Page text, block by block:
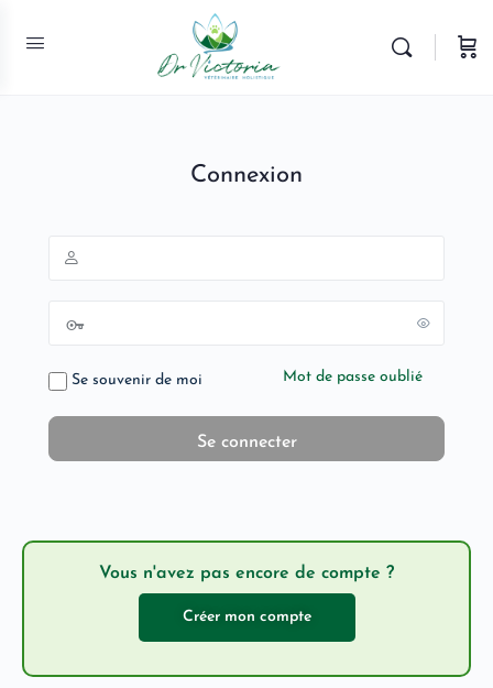
Connexion
Se souvenir de moi Mot de passe oublié
Vous n'avez pas encore de compte ?
Créer mon compte